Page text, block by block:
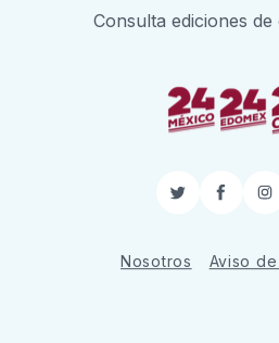
Consulta ediciones
Twitter
Nosotros Aviso